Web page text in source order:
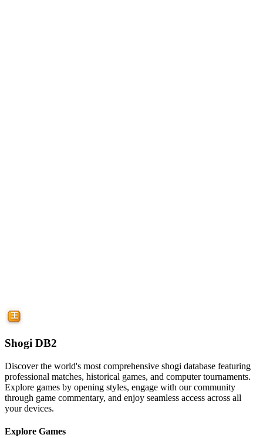
Shogi DB2
Discover the world's most comprehensive shogi database featuring
professional matches, historical games, and computer tournaments.
Explore games by opening styles, engage with our community
through game commentary, and enjoy seamless access across all
your devices.
Explore Games